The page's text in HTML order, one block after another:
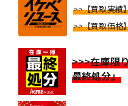
>>【買取実績
>>【買取価格
>>>在庫限
最終処分」